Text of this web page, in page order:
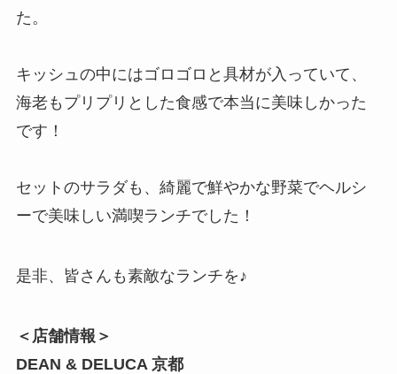
た。
キッシュの中にはゴロゴロと具材が入っていて、
海老もプリプリとした食感で本当に美味しかった
です！
セットのサラダも、綺麗で鮮やかな野菜でヘルシ
ーで美味しい満喫ランチでした！
是非、皆さんも素敵なランチを♪
＜店舗情報＞
DEAN & DELUCA 京都